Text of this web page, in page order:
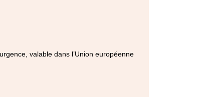
valable dans l’Union européenne